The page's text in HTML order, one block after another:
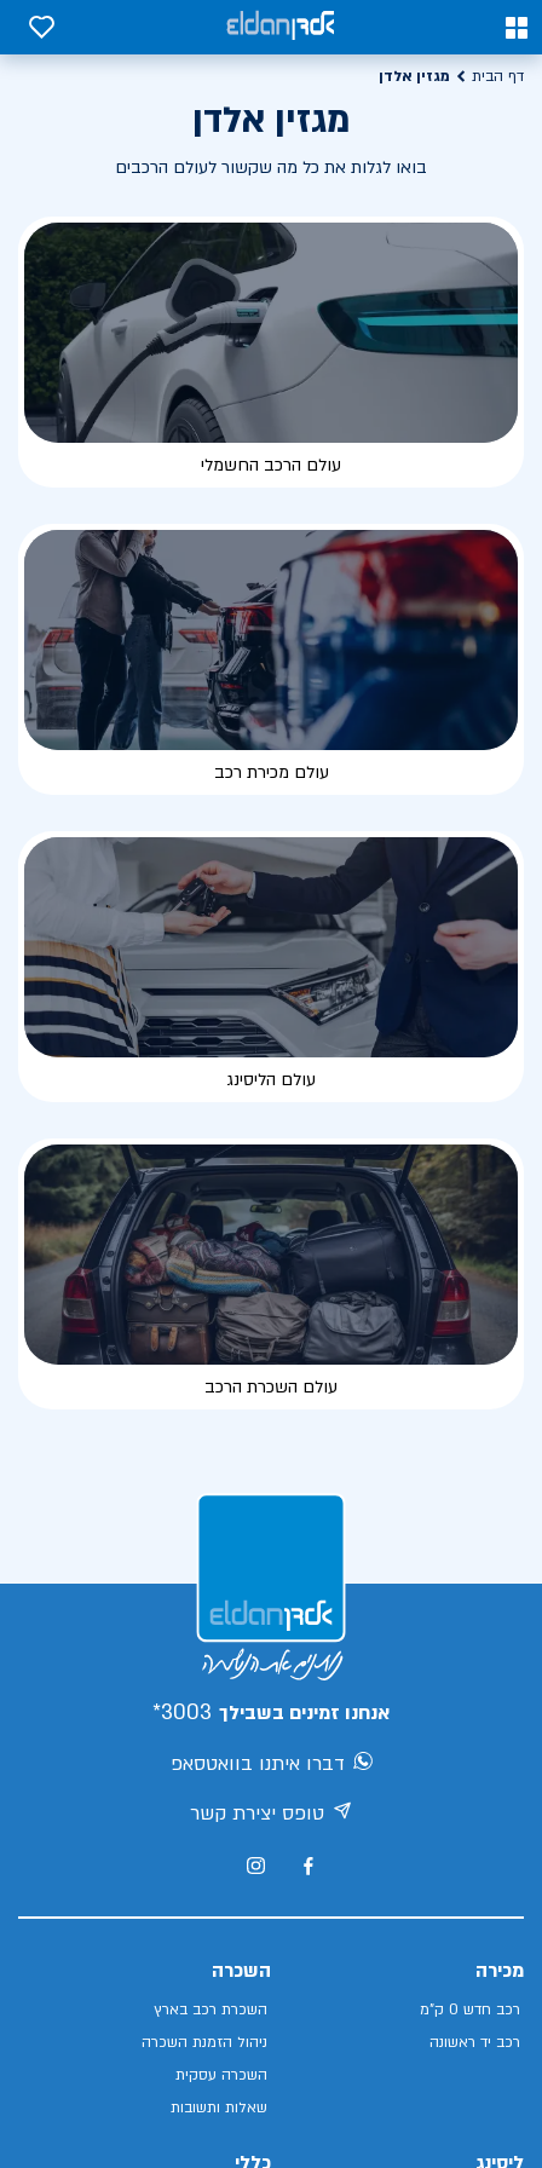
0
0
דף הבית מגזין אלדן
מגזין אלדן
בואו לגלות את כל מה שקשור לעולם הרכבים
עולם הרכב החשמלי
עולם מכירת רכב
עולם הליסינג
עולם השכרת הרכב
אנחנו זמינים בשבילך 3003*
דברו איתנו בוואטסאפ
טופס יצירת קשר
מכירה
רכב חדש 0 ק"מ
רכב יד ראשונה
השכרה
השכרת רכב בארץ
ניהול הזמנת השכרה
השכרה עסקית
שאלות ותשובות
ליסינג כללי